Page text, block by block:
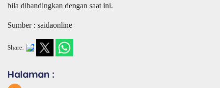
bila dibandingkan dengan saat ini.
Sumber : saidaonline
Share:
Halaman :